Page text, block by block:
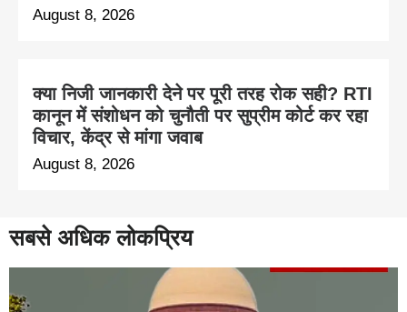
August 8, 2026
क्या निजी जानकारी देने पर पूरी तरह रोक सही? RTI
कानून में संशोधन को चुनौती पर सुप्रीम कोर्ट कर रहा
विचार, केंद्र से मांगा जवाब
August 8, 2026
सबसे अधिक लोकप्रिय